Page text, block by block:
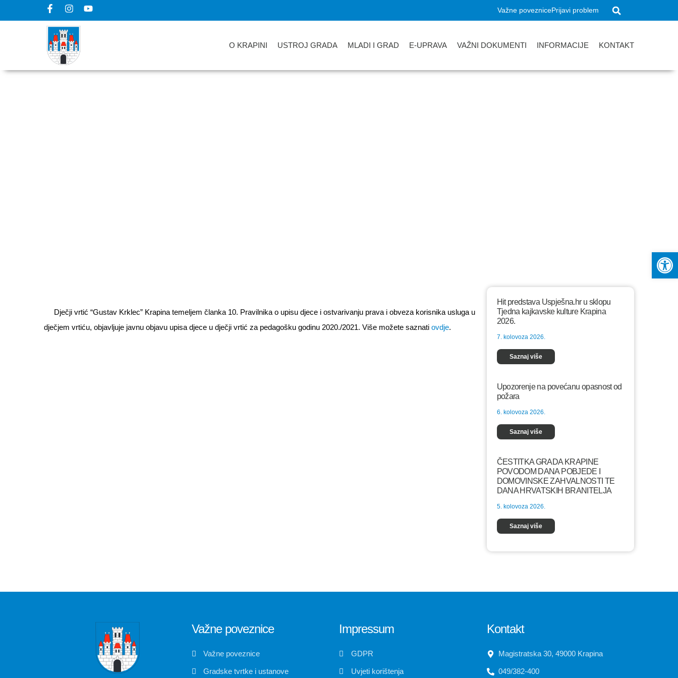
Važne poveznicePrijavi problem
O KRAPINI USTROJ GRADA MLADI I GRAD E-UPRAVA VAŽNI DOKUMENTI INFORMACIJE KONTAKT
Dječji vrtić “Gustav Krklec” Krapina temeljem članka 10. Pravilnika o upisu djece i ostvarivanju prava i obveza korisnika usluga u
dječjem vrtiću, objavljuje javnu objavu upisa djece u dječji vrtić za pedagošku godinu 2020./2021. Više možete saznati ovdje.
Hit predstava Uspješna.hr u sklopu
Tjedna kajkavske kulture Krapina
2026.
7. kolovoza 2026.
Saznaj više
Upozorenje na povećanu opasnost od
požara
6. kolovoza 2026.
Saznaj više
ČESTITKA GRADA KRAPINE
POVODOM DANA POBJEDE I
DOMOVINSKE ZAHVALNOSTI TE
DANA HRVATSKIH BRANITELJA
5. kolovoza 2026.
Saznaj više
Važne poveznice
Važne poveznice
Gradske tvrtke i ustanove
Impressum
GDPR
Uvjeti korištenja
Kontakt
Magistratska 30, 49000 Krapina
049/382-400